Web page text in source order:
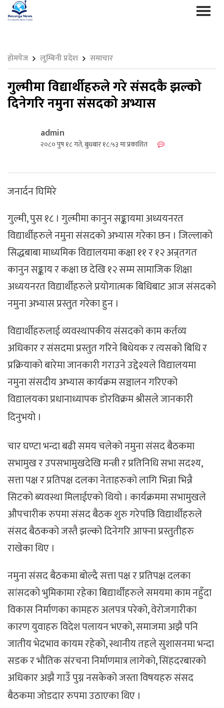
होमपेज लुम्बिनी प्रदेश समाचार
गुल्मीमा विद्यार्थीहरुले गरे संसदकै झल्को
दिनेगरि नमुना संसदको अभ्यास
admin
२०८० पुष १८ गते, बुधबार १८:५३ मा प्रकाशित
जनार्दन घिमिरे
गुल्मी, पुस १८ । गुल्मीमा कानुन सङ्कायमा अध्ययनरत
विद्यार्थीहरुले नमुना संसदको अभ्यास गरेका छन । जिल्लाको
सिद्धबाबा माध्यमिक विद्यालयमा कक्षा ११ र १२ अन्र्तगत
कानुन सङ्काय र कक्षा छ देखि १२ सम्म सामाजिक शिक्षा
अध्ययनरत विद्यार्थीहरुले प्रयोगात्मक बिधिबाट आज संसदको
नमुना अभ्यास प्रस्तुत गरेका हुन ।
विद्यार्थीहरुलाई व्यवस्थापकीय संसदको काम कर्तव्य
अधिकार र संसदमा प्रस्तुत गरिने बिधेयक र त्यसको बिधि र
प्रक्रियाको बारेमा जानकारी गराउने उद्देश्यले विद्यालयमा
नमुना संसदीय अभ्यास कार्यक्रम सञ्चालन गरिएको
विद्यालयका प्रधानाध्यापक डोरविक्रम श्रीसले जानकारी
दिनुभयो ।
चार घण्टा भन्दा बढी समय चलेको नमुना संसद बैठकमा
सभामुख र उपसभामुखदेखि मन्त्री र प्रतिनिधि सभा सदश्य,
सत्ता पक्ष र प्रतिपक्ष दलका नेताहरुको लागि भिन्ना भिन्नै
सिटको ब्यवस्था मिलाईएको थियो । कार्यक्रममा सभामुखले
औपचारीक रुपमा संसद बैठक शुरु गरेपछि विद्यार्थीहरुले
संसद बैठकको जस्तै झल्को दिनेगरि आफ्ना प्रस्तुतीहरु
राखेका थिए ।
नमुना संसद बैठकमा बोल्दै सत्ता पक्ष र प्रतिपक्ष दलका
सांसदको भुमिकामा रहेका बिद्यार्थीहरुले समयमा काम नहुँदा
विकास निर्माणका कामहरु अलपत्र परेको, वेरोजगारीका
कारण युवाहरु विदेश पलायन भएको, समाजमा अझै पनि
जातीय भेदभाव कायम रहेको, स्थानीय तहले सुशासनमा भन्दा
सडक र भौतिक संरचना निर्माणमात्र लागेको, सिंहदरबारको
अधिकार अझै गाउँ पुग्न नसकेको जस्ता विषयहरु संसद
बैठकमा जोडदार रुपमा उठाएका थिए ।